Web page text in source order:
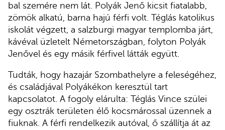
bal szemére nem lát. Polyák Jenő kicsit fiatalabb,
zömök alkatú, barna hajú férfi volt. Téglás katolikus
iskolát végzett, a salzburgi magyar templomba járt,
kávéval üzletelt Németországban, folyton Polyák
Jenővel és egy másik férfivel látták együtt.
Tudták, hogy hazajár Szombathelyre a feleségéhez,
és családjával Polyákékon keresztül tart
kapcsolatot. A fogoly elárulta: Téglás Vince szülei
egy osztrák területen élő kocsmárossal üzennek a
fiuknak. A férfi rendelkezik autóval, ő szállítja át az